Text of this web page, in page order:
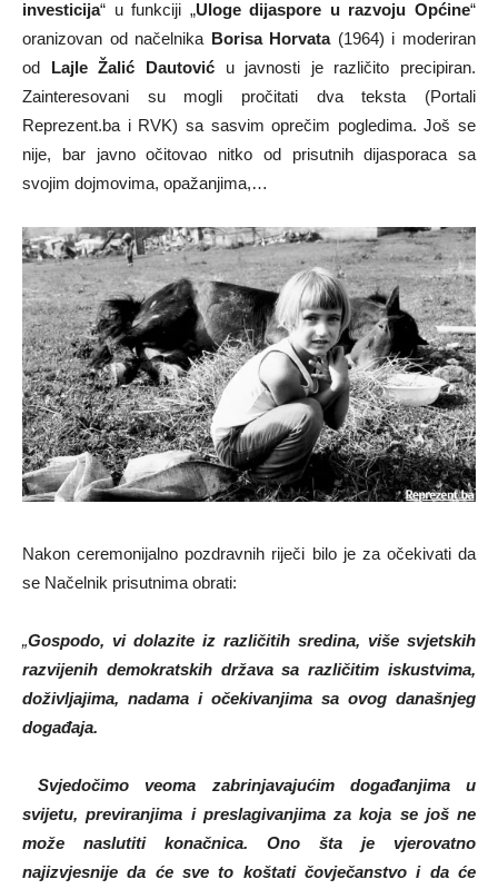
investicija“ u funkciji „Uloge dijaspore u razvoju Općine“
oranizovan od načelnika Borisa Horvata(1964) i moderiran
od Lajle Žalić Dautoviću javnosti je različito precipiran.
Zainteresovani su mogli pročitati dva teksta (Portali
Reprezent.ba i RVK) sa sasvim oprečim pogledima. Još se
nije, bar javno očitovao nitko od prisutnih dijasporaca sa
svojim dojmovima, opažanjima,…
Nakon ceremonijalno pozdravnih riječi bilo je za očekivati da
se Načelnik prisutnima obrati:
„Gospodo, vi dolazite iz različitih sredina, više svjetskih
razvijenih demokratskih država sa različitim iskustvima,
doživljajima, nadama i očekivanjima sa ovog današnjeg
događaja.
Svjedočimo veoma zabrinjavajućim događanjima u
svijetu, previranjima i preslagivanjima za koja se još ne
može naslutiti konačnica. Ono šta je vjerovatno
najizvjesnije da će sve to koštati čovječanstvo i da će